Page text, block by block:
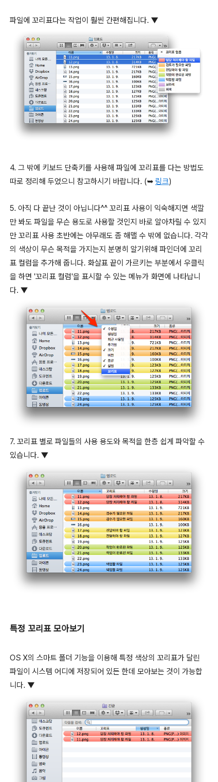
파일에 꼬리표다는 작업이 훨씬 간편해집니다. ▼
4. 그 밖에 키보드 단축키를 사용해 파일에 꼬리표를 다는 방법도
따로 정리해 두었으니 참고하시기 바랍니다. (➥ 링크)
5. 아직 다 끝난 것이 아닙니다^^ 꼬리표 사용이 익숙해지면 색깔
만 봐도 파일을 무슨 용도로 사용할 것인지 바로 알아차릴 수 있지
만 꼬리표 사용 초반에는 아무래도 좀 해맬 수 밖에 없습니다. 각각
의 색상이 무슨 목적을 가지는지 분명히 알기위해 파인더에 꼬리
표 컬럼을 추가해 줍니다. 화살표 끝이 가르키는 부분에서 우클릭
을 하면 '꼬리표 컬럼'을 표시할 수 있는 메뉴가 화면에 나타납니
다. ▼
7. 꼬리표 별로 파일들의 사용 용도와 목적을 한층 쉽게 파악할 수
있습니다. ▼
특정 꼬리표 모아보기
OS X의 스마트 폴더 기능을 이용해 특정 색상의 꼬리표가 달린
파일이 시스템 어디에 저장되어 있든 한데 모아보는 것이 가능합
니다. ▼